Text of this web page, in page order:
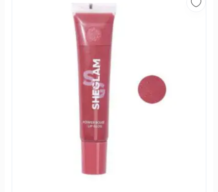
نحوه استفاده از لیپ گلاس میبلین مدل
از لیپ گلاس میبیلین به تنهایی یا روی رژلب می‌توانید استفاده